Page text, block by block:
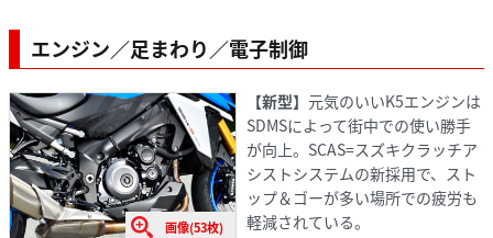
エンジン／足まわり／電子制御
画像(53枚)
【新型】 元気のいいK5エンジンは
SDMSによって街中での使い勝手
が向上。SCAS=スズキクラッチア
シストシステムの新採用で、スト
ップ＆ゴーが多い場所での疲労も
軽減されている。